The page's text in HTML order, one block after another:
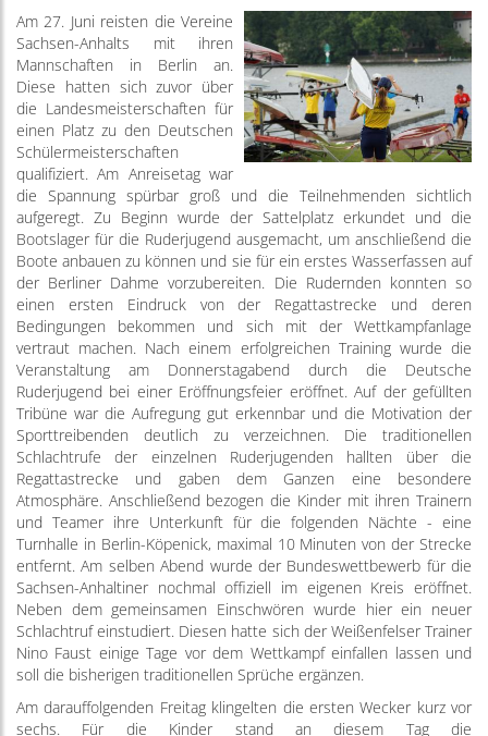
Am 27. Juni reisten die Vereine
Sachsen-Anhalts mit ihren
Mannschaften in Berlin an.
Diese hatten sich zuvor über
die Landesmeisterschaften für
einen Platz zu den Deutschen
Schülermeisterschaften
qualifiziert. Am Anreisetag war
die Spannung spürbar groß und die Teilnehmenden sichtlich
aufgeregt. Zu Beginn wurde der Sattelplatz erkundet und die
Bootslager für die Ruderjugend ausgemacht, um anschließend die
Boote anbauen zu können und sie für ein erstes Wasserfassen auf
der Berliner Dahme vorzubereiten. Die Rudernden konnten so
einen ersten Eindruck von der Regattastrecke und deren
Bedingungen bekommen und sich mit der Wettkampfanlage
vertraut machen. Nach einem erfolgreichen Training wurde die
Veranstaltung am Donnerstagabend durch die Deutsche
Ruderjugend bei einer Eröffnungsfeier eröffnet. Auf der gefüllten
Tribüne war die Aufregung gut erkennbar und die Motivation der
Sporttreibenden deutlich zu verzeichnen. Die traditionellen
Schlachtrufe der einzelnen Ruderjugenden hallten über die
Regattastrecke und gaben dem Ganzen eine besondere
Atmosphäre. Anschließend bezogen die Kinder mit ihren Trainern
und Teamer ihre Unterkunft für die folgenden Nächte - eine
Turnhalle in Berlin-Köpenick, maximal 10 Minuten von der Strecke
entfernt. Am selben Abend wurde der Bundeswettbewerb für die
Sachsen-Anhaltiner nochmal offiziell im eigenen Kreis eröffnet.
Neben dem gemeinsamen Einschwören wurde hier ein neuer
Schlachtruf einstudiert. Diesen hatte sich der Weißenfelser Trainer
Nino Faust einige Tage vor dem Wettkampf einfallen lassen und
soll die bisherigen traditionellen Sprüche ergänzen.
Am darauffolgenden Freitag klingelten die ersten Wecker kurz vor
sechs. Für die Kinder stand an diesem Tag die